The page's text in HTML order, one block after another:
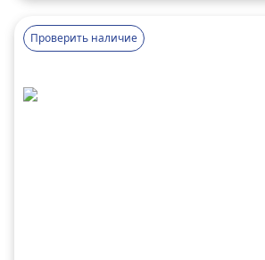
Проверить наличие